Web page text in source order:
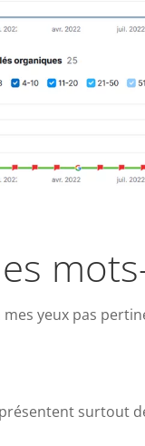
yeux pas
surtout